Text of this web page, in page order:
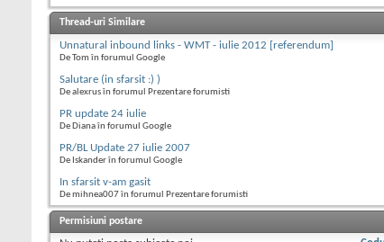
Thread-uri Similare
Unnatural inbound links - WMT - iulie 2012 [referendum]
De Tom în forumul Google
Salutare (in sfarsit :) )
De alexrus în forumul Prezentare forumisti
PR update 24 iulie
De Diana în forumul Google
PR/BL Update 27 iulie 2007
De Iskander în forumul Google
In sfarsit v-am gasit
De mihnea007 în forumul Prezentare forumisti
Permisiuni postare